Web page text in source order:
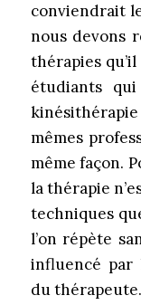
conviendrait
nous devons
thérapies
étudiants
kinésithérapie
mêmes
même façon.
la thérapie
techniques
l’on répète
influencé par
du thérapeute.